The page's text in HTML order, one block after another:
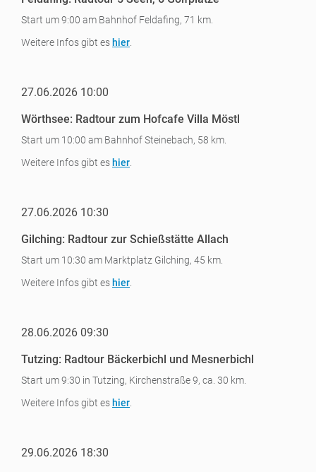
Start um 9:00 am Bahnhof Feldafing, 71 km.
Weitere Infos gibt es hier
27.06.2026 10:00
Wörthsee: Radtour zum Hofcafe Villa Möstl
Start um 10:00 am Bahnhof Steinebach, 58 km.
Weitere Infos gibt es hier
27.06.2026 10:30
Gilching: Radtour zur Schießstätte Allach
Start um 10:30 am Marktplatz Gilching, 45 km.
Weitere Infos gibt es hier
28.06.2026 09:30
Tutzing: Radtour Bäckerbichl und Mesnerbichl
Start um 9:30 in Tutzing, Kirchenstraße 9, ca. 30 km.
Weitere Infos gibt es hier
29.06.2026 18:30